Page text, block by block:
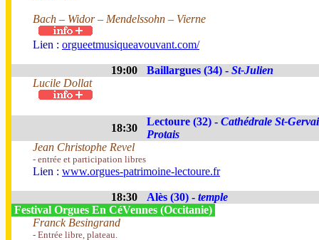
Bach – Widor – Mendelssohn – Vierne
Lien : orgueetmusiqueavouvant.com/
19:00 Baillargues (34) - St-Julien
Lucile Dollat
18:30
Lectoure (32) - Cathédrale St-
Protais
Jean Christophe Revel
- entrée et participation libres
Lien : www.orgues-patrimoine-lectoure.fr
18:30 Alès (30) - temple
Festival Orgues En CéVennes (Occitanie)
Franck Besingrand
- Entrée libre, plateau.